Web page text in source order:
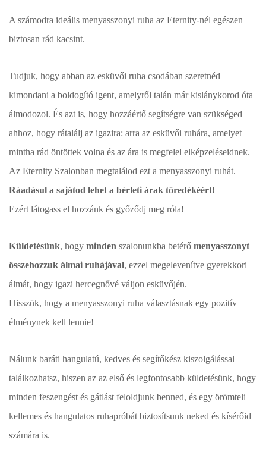
A számodra ideális menyasszonyi ruha az Eternity-nél egészen
biztosan rád kacsint.
Tudjuk, hogy abban az esküvői ruha csodában szeretnéd
kimondani a boldogító igent, amelyről talán már kislánykorod óta
álmodozol. És azt is, hogy hozzáértő segítségre van szükséged
ahhoz, hogy rátalálj az igazira: arra az esküvői ruhára, amelyet
mintha rád öntöttek volna és az ára is megfelel elképzeléseidnek.
Az Eternity Szalonban megtalálod ezt a menyasszonyi ruhát.
Ráadásul a sajátod lehet a bérleti árak töredékéért!
Ezért látogass el hozzánk és győződj meg róla!
Küldetésünk, hogy minden szalonunkba betérő menyasszonyt
összehozzuk álmai ruhájával, ezzel megelevenítve gyerekkori
álmát, hogy igazi hercegnővé váljon esküvőjén.
Hisszük, hogy a menyasszonyi ruha választásnak egy pozitív
élménynek kell lennie!
Nálunk baráti hangulatú, kedves és segítőkész kiszolgálással
találkozhatsz, hiszen az az első és legfontosabb küldetésünk, hogy
minden feszengést és gátlást feloldjunk benned, és egy örömteli
kellemes és hangulatos ruhapróbát biztosítsunk neked és kísérőid
számára is.